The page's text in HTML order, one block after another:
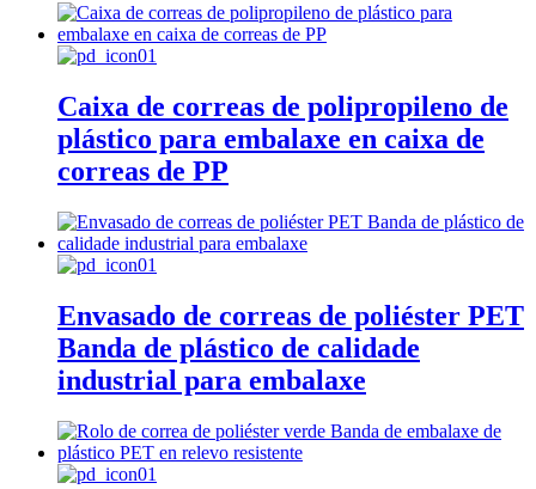
Caixa de correas de polipropileno de
plástico para embalaxe en caixa de
correas de PP
Envasado de correas de poliéster PET
Banda de plástico de calidade
industrial para embalaxe